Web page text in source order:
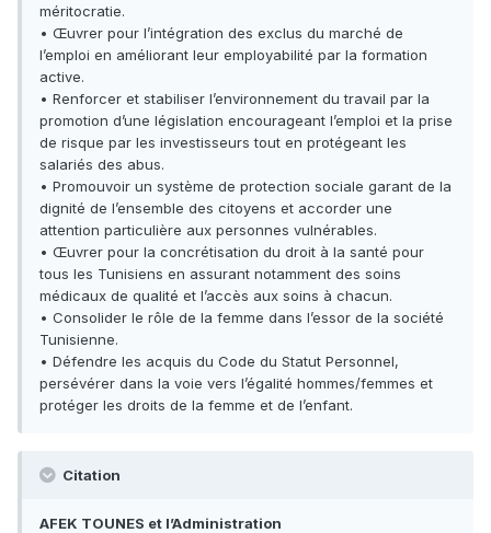
méritocratie.
• Œuvrer pour l’intégration des exclus du marché de
l’emploi en améliorant leur employabilité par la formation
active.
• Renforcer et stabiliser l’environnement du travail par la
promotion d’une législation encourageant l’emploi et la prise
de risque par les investisseurs tout en protégeant les
salariés des abus.
• Promouvoir un système de protection sociale garant de la
dignité de l’ensemble des citoyens et accorder une
attention particulière aux personnes vulnérables.
• Œuvrer pour la concrétisation du droit à la santé pour
tous les Tunisiens en assurant notamment des soins
médicaux de qualité et l’accès aux soins à chacun.
• Consolider le rôle de la femme dans l’essor de la société
Tunisienne.
• Défendre les acquis du Code du Statut Personnel,
persévérer dans la voie vers l’égalité hommes/femmes et
protéger les droits de la femme et de l’enfant.
Citation
AFEK TOUNES et l’Administration